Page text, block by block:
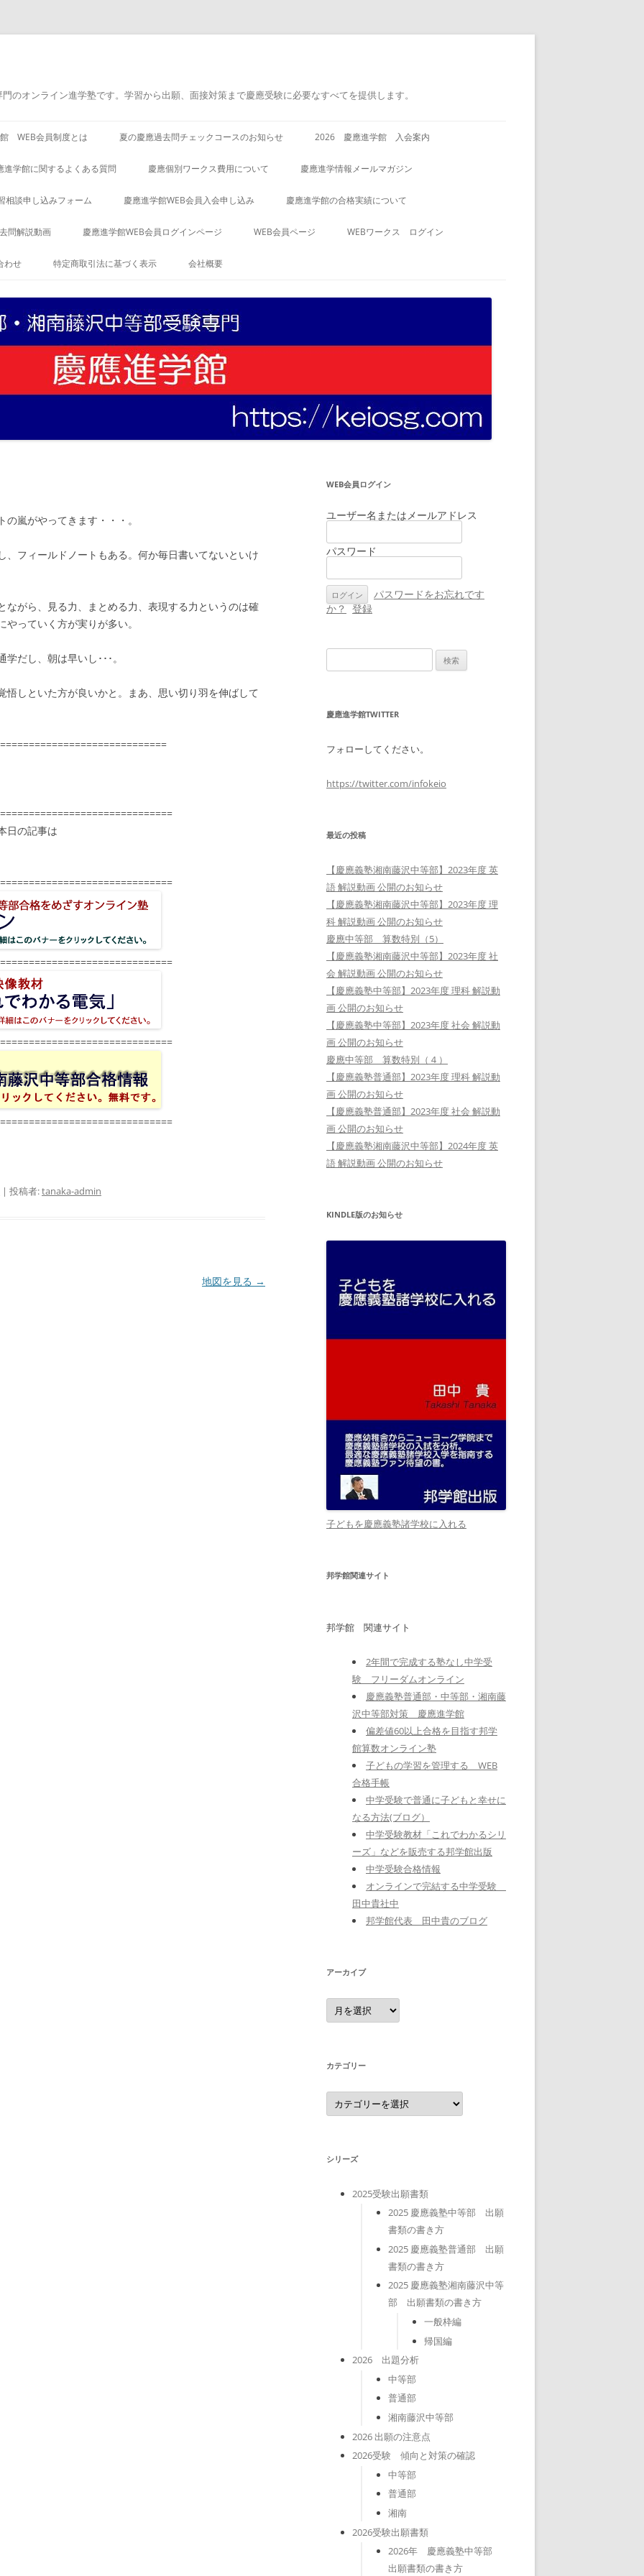
のオンライン進学塾です。学習から出願、面接対策まで慶應受験に必要なすべてを提供します。
WEB会員制度とは 夏の慶應過去問チェックコースのお知らせ 2026 慶應進学館 入会案内
進学館に関するよくある質問 慶應個別ワークス費用について 慶應進学情報メールマガジン
相談申し込みフォーム 慶應進学館WEB会員入会申し込み 慶應進学館の合格実績について
問解説動画 慶應進学館WEB会員ログインページ WEB会員ページ WEBワークス ログイン
わせ 特定商取引法に基づく表示 会社概要
嵐がやってきます・・・。
、フィールドノートもある。何か毎日書いてないといけ
ながら、見る力、まとめる力、表現する力というのは確
っていく方が実りが多い。
だし、朝は早いし･･･。
悟しといた方が良いかと。まあ、思い切り羽を伸ばして
日の記事は
| 投稿者:tanaka-admin
地図を見る →
WEB会員ログイン
ユーザー名またはメールアドレス
パスワード
パスワードをお忘れです
か？ 登録
索:
慶應進学館TWITTER
フォローしてください。
https://twitter.com/infokeio
最近の投稿
【慶應義塾湘南藤沢中等部】2023年度 英
語 解説動画 公開のお知らせ
【慶應義塾湘南藤沢中等部】2023年度 理
科 解説動画 公開のお知らせ
慶應中等部 算数特別（5）
【慶應義塾湘南藤沢中等部】2023年度 社
会 解説動画 公開のお知らせ
【慶應義塾中等部】2023年度 理科 解説動
画 公開のお知らせ
【慶應義塾中等部】2023年度 社会 解説動
画 公開のお知らせ
慶應中等部 算数特別（４）
【慶應義塾普通部】2023年度 理科 解説動
画 公開のお知らせ
【慶應義塾普通部】2023年度 社会 解説動
画 公開のお知らせ
【慶應義塾湘南藤沢中等部】2024年度 英
語 解説動画 公開のお知らせ
KINDLE版のお知らせ
子どもを慶應義塾諸学校に入れる
邦学館関連サイト
邦学館 関連サイト
2年間で完成する塾なし中学受
験 フリーダムオンライン
慶應義塾普通部・中等部・湘南藤
沢中等部対策 慶應進学館
偏差値60以上合格を目指す邦学
館算数オンライン塾
子どもの学習を管理する WEB
合格手帳
中学受験で普通に子どもと幸せに
なる方法(ブログ）
中学受験教材「これでわかるシリ
ーズ」などを販売する邦学館出版
中学受験合格情報
オンラインで完結する中学受験
田中貴社中
邦学館代表 田中貴のブログ
アーカイブ
ア
ー
カ
カテゴリー
カ
テ
ゴ
シリーズ
2025受験出願書類
2025 慶應義塾中等部 出願
書類の書き方
2025 慶應義塾普通部 出願
書類の書き方
2025 慶應義塾湘南藤沢中等
部 出願書類の書き方
一般枠編
帰国編
2026 出題分析
中等部
普通部
湘南藤沢中等部
2026 出願の注意点
2026受験 傾向と対策の確認
中等部
普通部
湘南
2026受験出願書類
2026年 慶應義塾中等部
出願書類の書き方